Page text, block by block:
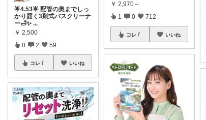
🌟4.53🌟 配管の奥までしっ
かり届く3剤式バスクリーナ
ー🛁✨ ...
￥ 2,500
0 2 59
コレ いいね
￥ 2,970～
1 0 712
コレ いいね